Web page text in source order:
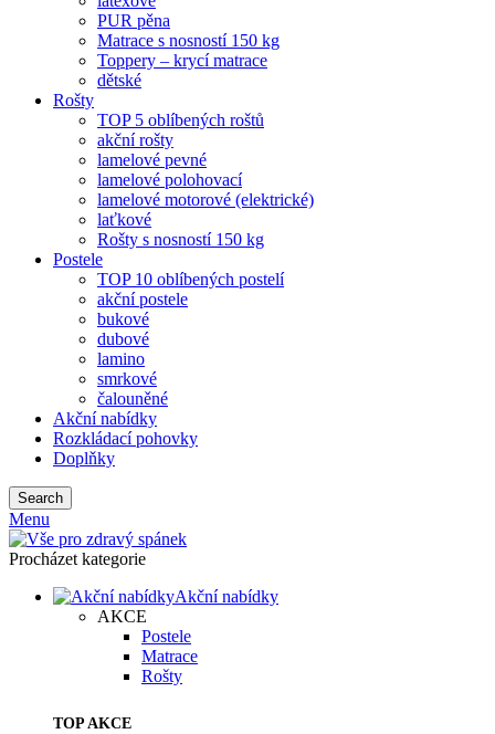
PUR pěna
Matrace s nosností 150 kg
Toppery – krycí matrace
dětské
Rošty
TOP 5 oblíbených roštů
akční rošty
lamelové pevné
lamelové polohovací
lamelové motorové (elektrické)
laťkové
Rošty s nosností 150 kg
Postele
TOP 10 oblíbených postelí
akční postele
bukové
dubové
lamino
smrkové
čalouněné
Akční nabídky
Rozkládací pohovky
Doplňky
Search
Menu
Procházet kategorie
Akční nabídky
AKCE
Postele
Matrace
Rošty
TOP AKCE